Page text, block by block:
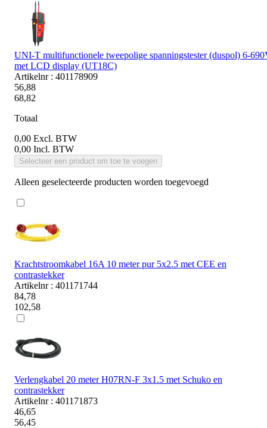
UNI-T multifunctionele tweepolige spanningstester (duspol) 6-
met LCD display (UT18C)
Artikelnr : 401178909
56,88
68,82
Totaal
0,00 Excl. BTW
0,00 Incl. BTW
Selecteer een product om toe te voegen
Alleen geselecteerde producten worden toegevoegd
Krachtstroomkabel 16A 10 meter pur 5x2.5 met CEE en
contrastekker
Artikelnr : 401171744
84,78
102,58
Verlengkabel 20 meter H07RN-F 3x1.5 met Schuko en
contrastekker
Artikelnr : 401171873
46,65
56,45